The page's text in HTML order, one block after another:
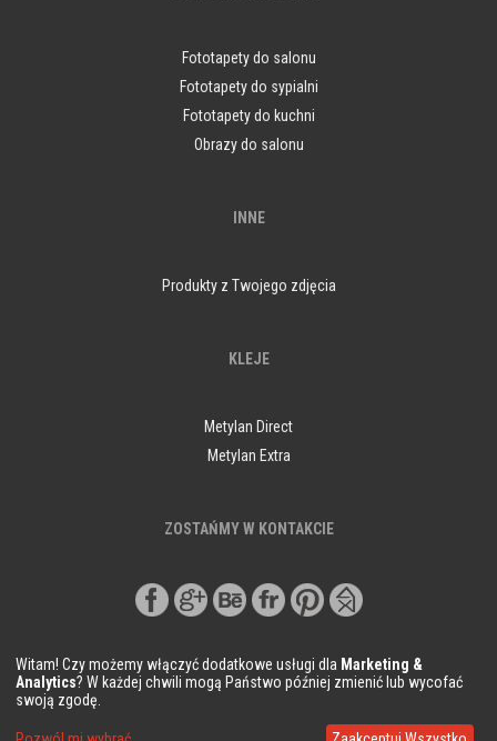
Fototapety do salonu
Fototapety do sypialni
Fototapety do kuchni
Obrazy do salonu
INNE
Produkty z Twojego zdjęcia
KLEJE
Metylan Direct
Metylan Extra
ZOSTAŃMY W KONTAKCIE
Witam! Czy możemy włączyć dodatkowe usługi dla Marketing &
Analytics? W każdej chwili mogą Państwo później zmienić lub wycofać
swoją zgodę.